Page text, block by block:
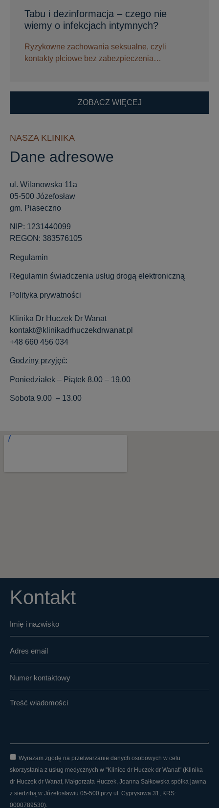
Tabu i dezinformacja – czego nie
wiemy o infekcjach intymnych?
Ryzykowne zachowania seksualne, czyli
kontakty płciowe bez zabezpieczenia…
ZOBACZ WIĘCEJ
NASZA KLINIKA
Dane adresowe
ul. Wilanowska 11a
05-500 Józefosław
gm. Piaseczno
NIP: 1231440099
REGON: 383576105
Regulamin
Regulamin świadczenia usług drogą elektroniczną
Polityka prywatności
Klinika Dr Huczek Dr Wanat
kontakt@klinikadrhuczekdrwanat.pl
+48 660 456 034
Godziny przyjęć:
Poniedziałek – Piątek 8.00 – 19.00
Sobota 9.00 – 13.00
Kontakt
Wyrażam zgodę na przetwarzanie danych osobowych w celu
skorzystania z usług medycznych w "Klinice dr Huczek dr Wanat" (Klinika
dr Huczek dr Wanat, Małgorzata Huczek, Joanna Sałkowska spółka jawna
z siedzibą w Józefosławiu 05-500 przy ul. Cyprysowa 31, KRS:
0000789530).